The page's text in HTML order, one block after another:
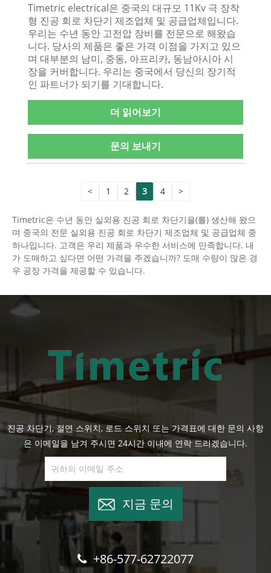
Timetric electrical은 중국의 대규모 11Kv 극 장착
형 진공 회로 차단기 제조업체 및 공급업체입니다.
우리는 수년 동안 고전압 장비를 전문으로 해왔습
니다. 당사의 제품은 좋은 가격 이점을 가지고 있으
며 대부분의 남미, 중동, 아프리카, 동남아시아 시
장을 커버합니다. 우리는 중국에서 당신의 장기적
인 파트너가 되기를 기대합니다.
더 읽어보기
문의 보내기
< 1 2 3 4 >
Timetric은 수년 동안 실외용 진공 회로 차단기을(를) 생산해 왔으
며 중국의 전문 실외용 진공 회로 차단기 제조업체 및 공급업체 중
하나입니다. 고객은 우리 제품과 우수한 서비스에 만족합니다. 내
가 도매하고 싶다면 어떤 가격을 주겠습니까? 도매 수량이 많은 경
우 공장 가격을 제공할 수 있습니다.
진공 차단기, 절연 스위치, 로드 스위치 또는 가격표에 대한 문의 사항
은 이메일을 남겨 주시면 24시간 이내에 연락 드리겠습니다.
지금 문의
+86-577-62722077